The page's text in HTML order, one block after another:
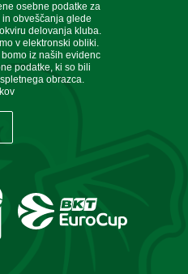
osebne podatke za
obveščanja glede
delovanja kluba.
v elektronski obliki.
iz naših evidenc
podatke, ki so bili
obrazca.